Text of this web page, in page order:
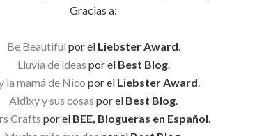
Gracias a:
Be Beautiful por el Liebster Award.
Lluvia de ideas por el Best Blog.
la mamá de Nico por el Liebster Award.
Aidixy y sus cosas por el Best Blog.
Crafts por el BEE, Blogueras en Español.